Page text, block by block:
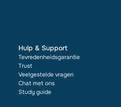
Hulp & Support
Tevredenheidsgarantie
Trust
Veelgestelde vragen
Chat met ons
Study guide